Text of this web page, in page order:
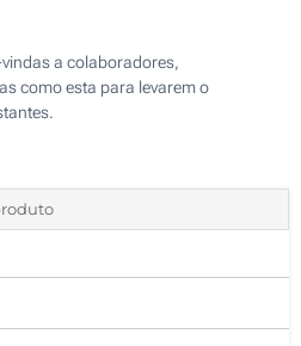
a colaboradores,
como esta para levarem o